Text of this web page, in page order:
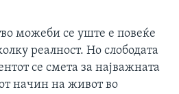
- АРХИВА
АРХИВА
можеби се уште е повеќе
реалност. Но слободата
се смета за најважната
начин на живот во